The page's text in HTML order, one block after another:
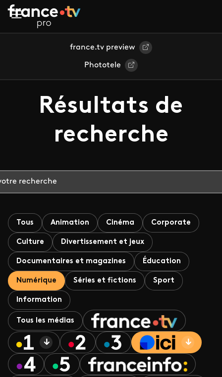
Aller au contenu principal
france.tv preview
Phototele
Résultats de
recherche
Tous Animation Cinéma Corporate
Culture Divertissement et jeux
Documentaires et magazines Éducation
Numérique Séries et fictions Sport
Information
Tous les médias